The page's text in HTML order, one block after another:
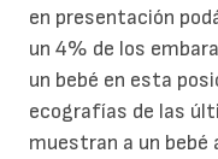
en presentación
un 4% de los
un bebé en esta
ecografías de las
muestran a un bebé